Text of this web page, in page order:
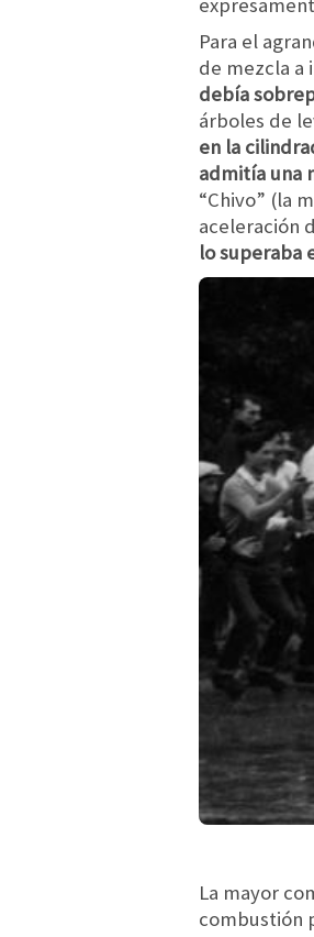
Para el
de mezcla a
debía
árboles de
en la
admitía una
“Chivo” (la
aceleración
lo superaba
La mayor
combustión